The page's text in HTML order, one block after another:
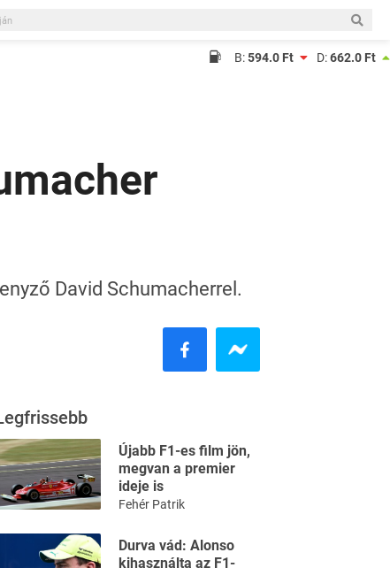
B:594.0 Ft D:662.0 Ft
David Schumacherrel.
Újabb F1-es film jön,
megvan a premier
ideje is
Fehér Patrik
Durva vád: Alonso
kihasználta az F1-